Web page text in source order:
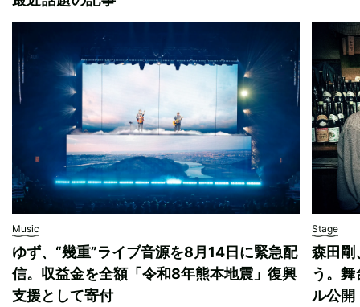
Music
ゆず、“幾重”ライブ音源を8月14日に緊急配
信。収益金を全額「令和8年熊本地震」復興
支援として寄付
Stage
森田剛
う。
ル公開